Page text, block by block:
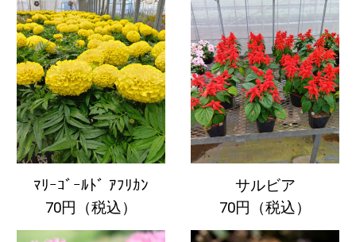
ﾏﾘｰｺﾞｰﾙﾄﾞ ｱﾌﾘｶﾝ
70円（税込）
サルビア
70円（税込）